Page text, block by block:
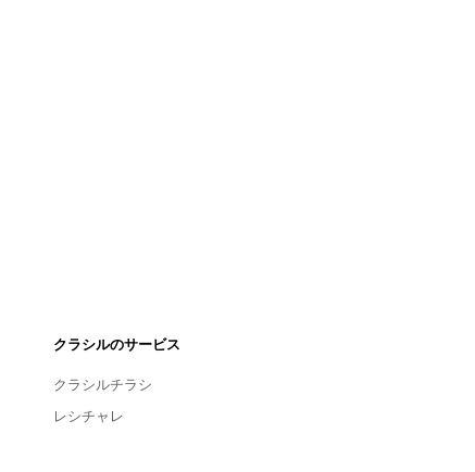
クラシルのサービス
クラシルチラシ
レシチャレ